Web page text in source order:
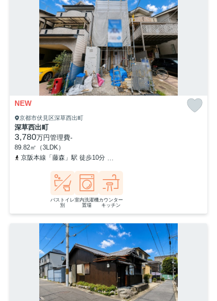
NEW
京都市伏見区深草西出町
深草西出町
3,780万円管理費-
89.82㎡（3LDK）
京阪本線「藤森」駅 徒歩10分
バストイレ
別
室内洗濯機
置場
カウンター
キッチン